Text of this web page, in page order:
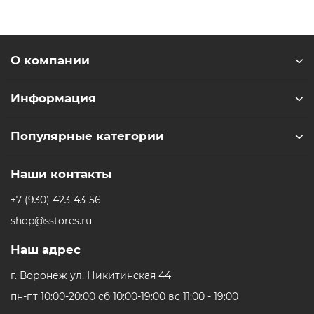
О компании
Информация
Популярные категории
Наши контакты
+7 (930) 423-43-56
shop@sstores.ru
Наш адрес
г. Воронеж ул. Никитинская 44
пн-пт 10:00-20:00 сб 10:00-19:00 вс 11:00 - 19:00